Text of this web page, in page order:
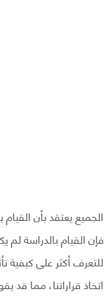
الجميع يعتقد بأن
فإن القيام بالدراسة
للتعرف أكثر على كيفية
اتخاذ قراراتنا، مما